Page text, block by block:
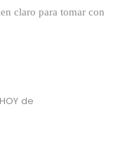
claro para tomar con
de